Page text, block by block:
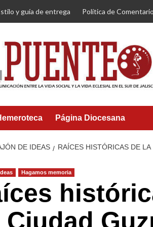
y guía de entrega Política de
Página Diocesana
DE IDEAS RAÍCES HISTÓRICAS DE
Hagamos memoria
Ciudad